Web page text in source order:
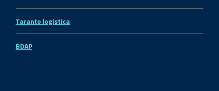
Taranto logistica
BDAP